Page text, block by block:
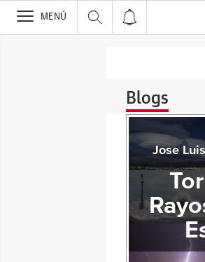
>
MENÚ
Blogs
Jose